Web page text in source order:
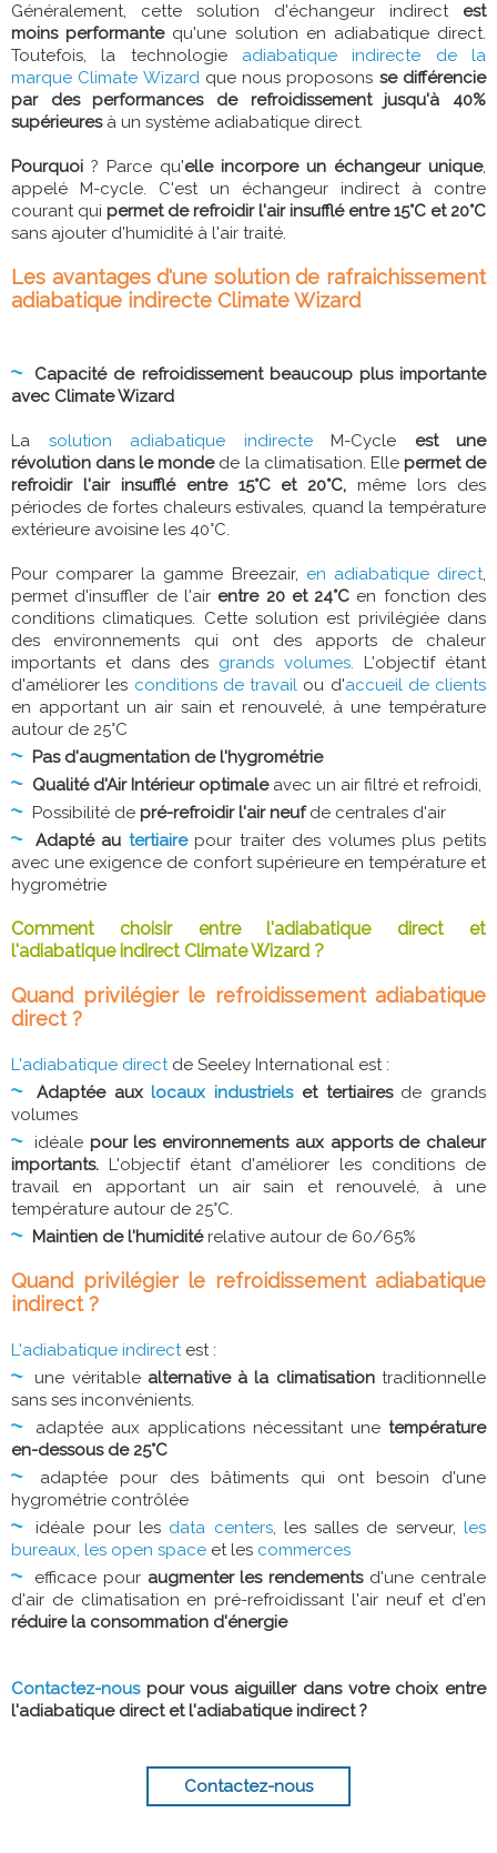
Généralement, cette solution d'échangeur indirectest
moins performantequ'une solution en adiabatique direct.
Toutefois, la technologie adiabatique indirecte de la
marque Climate Wizard que nous proposons se différencie
par des performances de refroidissement jusqu'à 40%
supérieuresà un système adiabatique direct.
Pourquoi ? Parce qu'elle incorpore un échangeur unique,
appelé M-cycle. C'est un échangeur indirect à contre
courant qui permet de refroidir l'air insufflé entre 15°C et 20°C
sans ajouter d'humidité à l'air traité.
Les avantages d'une solution de rafraichissement
adiabatique indirecte Climate Wizard
Capacité de refroidissement beaucoup plus importante
avec Climate Wizard
La solution adiabatique indirecteM-Cycle est une
révolution dans le monde de la climatisation. Elle permet de
refroidir l'air insufflé entre 15°C et 20°C, même lors des
périodes de fortes chaleurs estivales, quand la température
extérieure avoisine les 40°C.
Pour comparer la gamme Breezair, en adiabatique direct,
permet d'insuffler de l'air entre 20 et 24°C en fonction des
conditions climatiques. Cette solution est privilégiée dans
des environnements qui ont des apports de chaleur
importants et dans des grands volumes. L'objectif étant
d'améliorer les conditions de travail ou d'accueil de clients
en apportant un air sain et renouvelé, à une température
autour de 25°C
Pas d'augmentation de l'hygrométrie
Qualité d'Air Intérieur optimale avec un air filtré et refroidi,
Possibilité de pré-refroidir l'air neufde centrales d'air
Adapté au tertiaire pour traiter des volumes plus petits
avec une exigence de confort supérieure en température et
hygrométrie
Comment choisir entre l'adiabatique direct et
l'adiabatique indirect Climate Wizard ?
Quand privilégier le refroidissement adiabatique
direct ?
L'adiabatique direct de Seeley International est :
Adaptée auxlocaux industriels et tertiairesde grands
volumes
idéale pour les environnements aux apports de chaleur
importants.
L'objectif étant d'améliorer les conditions de
travail en apportant un air sain et renouvelé, à une
température autour de 25°C.
Maintien de l'humiditérelative autour de 60/65%
Quand privilégier le refroidissement adiabatique
indirect ?
L'adiabatique indirectest :
une véritable alternative à la climatisationtraditionnelle
sans ses inconvénients.
adaptée aux applications nécessitant une température
en-dessous de 25°C
adaptée pour des bâtiments qui ont besoin d'une
hygrométrie contrôlée
idéale pour les data centers, les salles de serveur, les
bureaux, les open space et les commerces
efficace pour augmenter les rendements d'une centrale
d'air de climatisation en pré-refroidissant l'air neuf et d'en
réduire la consommation d'énergie
Contactez-nouspour vous aiguiller dans votre choix entre
l'adiabatique direct et l'adiabatique indirect ?
Contactez-nous